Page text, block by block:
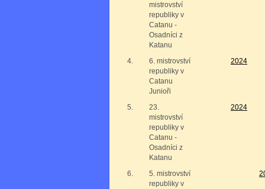
mistrovství
republiky v
Catanu -
Osadníci z
Katanu
4.
6. mistrovství
republiky v
Catanu
Junioři
2024
5.
23.
mistrovství
republiky v
Catanu -
Osadníci z
Katanu
2024
6.
5. mistrovství
republiky v